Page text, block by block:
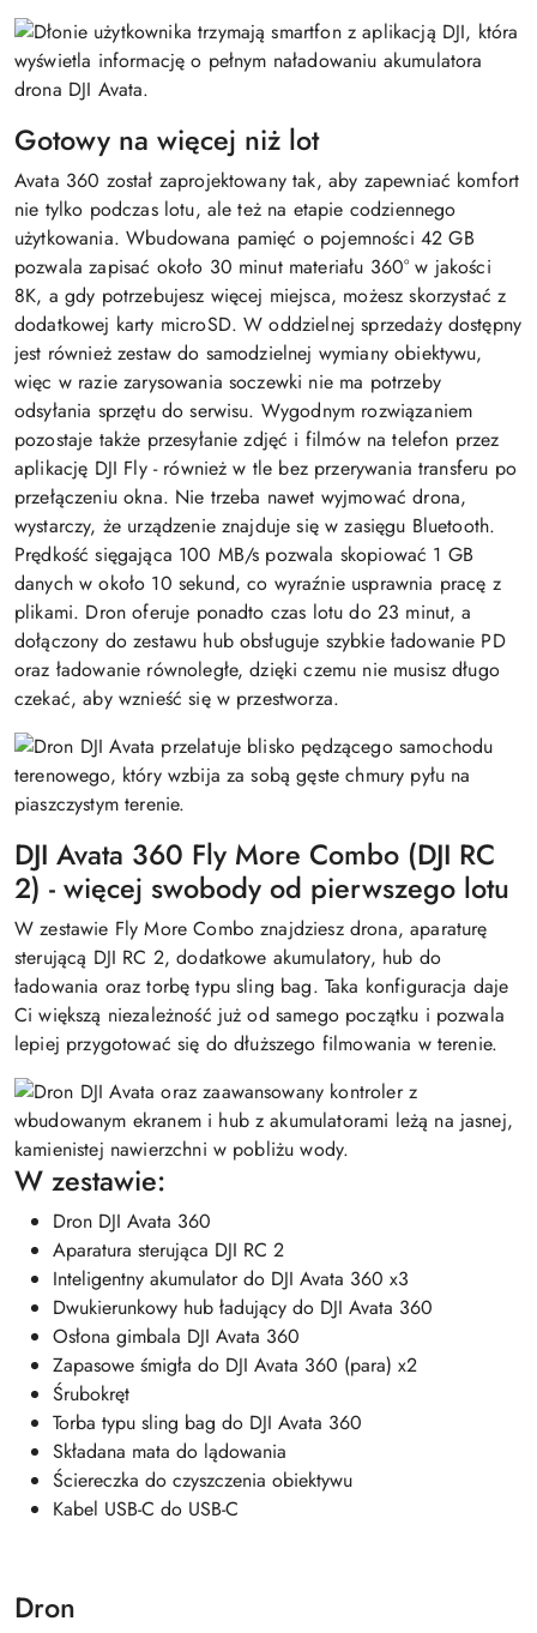
Gotowy na więcej niż lot
Avata 360 został zaprojektowany tak, aby zapewniać komfort
nie tylko podczas lotu, ale też na etapie codziennego
użytkowania. Wbudowana pamięć o pojemności 42 GB
pozwala zapisać około 30 minut materiału 360° w jakości
8K, a gdy potrzebujesz więcej miejsca, możesz skorzystać z
dodatkowej karty microSD. W oddzielnej sprzedaży dostępny
jest również zestaw do samodzielnej wymiany obiektywu,
więc w razie zarysowania soczewki nie ma potrzeby
odsyłania sprzętu do serwisu. Wygodnym rozwiązaniem
pozostaje także przesyłanie zdjęć i filmów na telefon przez
aplikację DJI Fly - również w tle bez przerywania transferu po
przełączeniu okna. Nie trzeba nawet wyjmować drona,
wystarczy, że urządzenie znajduje się w zasięgu Bluetooth.
Prędkość sięgająca 100 MB/s pozwala skopiować 1 GB
danych w około 10 sekund, co wyraźnie usprawnia pracę z
plikami. Dron oferuje ponadto czas lotu do 23 minut, a
dołączony do zestawu hub obsługuje szybkie ładowanie PD
oraz ładowanie równoległe, dzięki czemu nie musisz długo
czekać, aby wznieść się w przestworza.
DJI Avata 360 Fly More Combo (DJI RC
2) - więcej swobody od pierwszego lotu
W zestawie Fly More Combo znajdziesz drona, aparaturę
sterującą DJI RC 2, dodatkowe akumulatory, hub do
ładowania oraz torbę typu sling bag. Taka konfiguracja daje
Ci większą niezależność już od samego początku i pozwala
lepiej przygotować się do dłuższego filmowania w terenie.
W zestawie:
Dron DJI Avata 360
Aparatura sterująca DJI RC 2
Inteligentny akumulator do DJI Avata 360 x3
Dwukierunkowy hub ładujący do DJI Avata 360
Osłona gimbala DJI Avata 360
Zapasowe śmigła do DJI Avata 360 (para) x2
Śrubokręt
Torba typu sling bag do DJI Avata 360
Składana mata do lądowania
Ściereczka do czyszczenia obiektywu
Kabel USB-C do USB-C
Dron